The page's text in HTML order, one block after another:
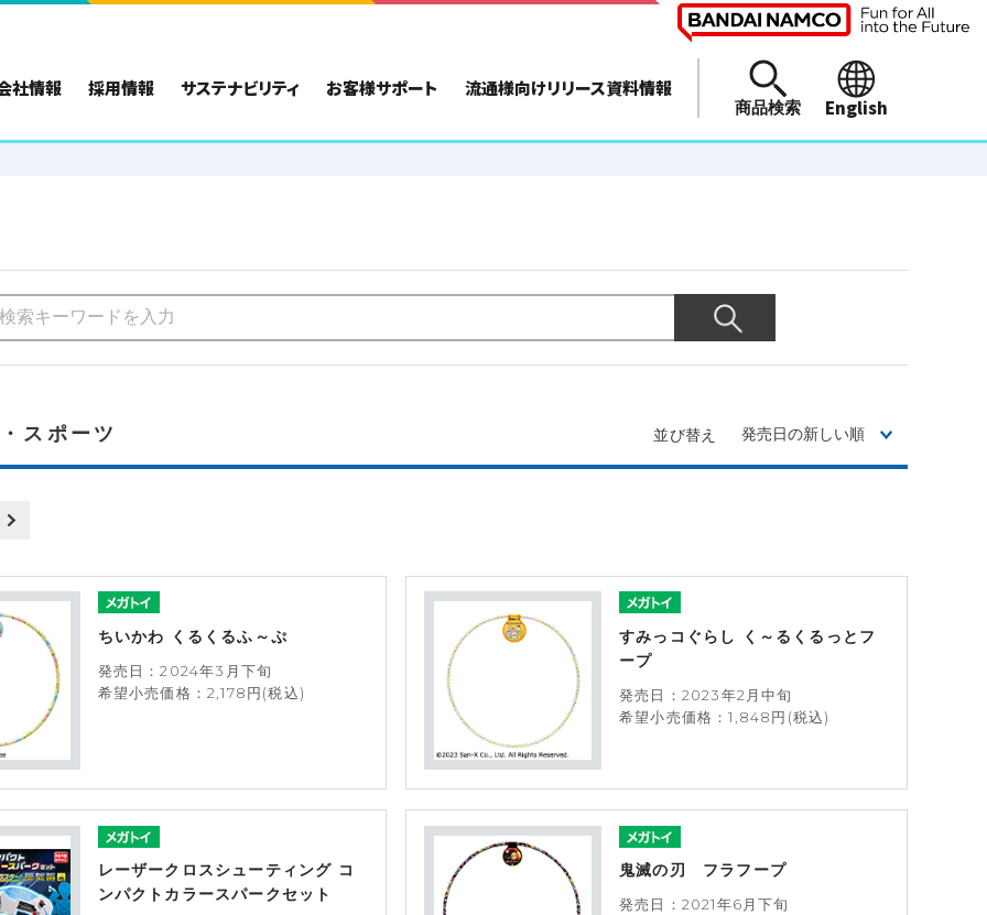
社情報 採用情報 サステナビリティ お客様サポート 流通様向けリリース資料情報
商品検索 English
スポーツ 並び替え
ちいかわ くるくるふ～ぷ
発売日：2024年3月下旬
希望小売価格：2,178円(税込)
すみっコぐらし く～るくるっとフ
ープ
発売日：2023年2月中旬
希望小売価格：1,848円(税込)
レーザークロスシューティング コ
ンパクトカラースパークセット
鬼滅の刃 フラフープ
発売日：2021年6月下旬